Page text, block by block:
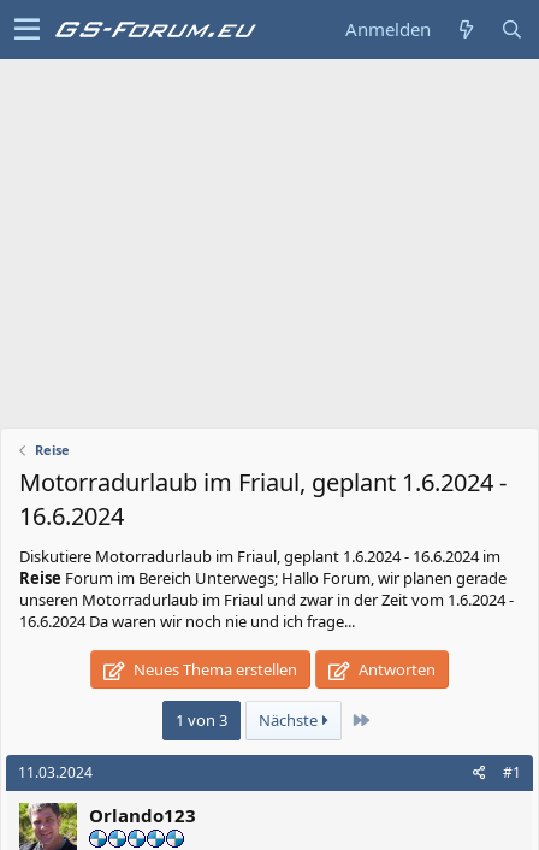
Anmelden
Reise
Motorradurlaub im Friaul, geplant 1.6.2024 -
16.6.2024
Diskutiere Motorradurlaub im Friaul, geplant 1.6.2024 - 16.6.2024im
Reise Forum im Bereich Unterwegs; Hallo Forum, wir planen gerade
unseren Motorradurlaub im Friaul und zwar in der Zeit vom 1.6.2024 -
16.6.2024 Da waren wir noch nie und ich frage...
Neues Thema erstellen Antworten
1 von 3 Nächste Letzte
11.03.2024 #1
Orlando123